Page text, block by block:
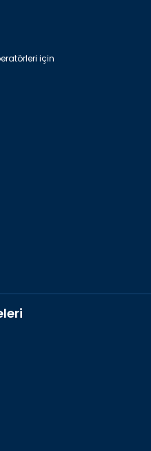
Transfer Hizmetleri
Turu
için